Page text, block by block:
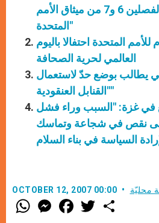
مقاربات متأججة بين الفصلين 6 و7 من ميثاق الأمم
المتحدة"
للأمم المتحدة احتفالا باليوم
العالمي لحرية الصحافة
يطالب بوضع حدّ لاستعمال
"القنابل العنقودية"
في غزة: "السبب وراء فشل
إلى نقص في شجاعة وتماسك
OCTOBER 12, 2007 00:00 محليّة
W
h
M
e
F
a w